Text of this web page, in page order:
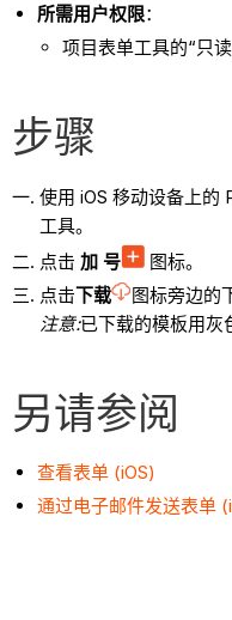
所需用户权限：
项目表单工具的“只
步骤
使用 iOS 移动设备上的
工具。
点击 加号
图标。
点击下载
图标旁边的
注意:已下载的模板用灰
另请参阅
查看表单 (iOS)
通过电子邮件发送表单